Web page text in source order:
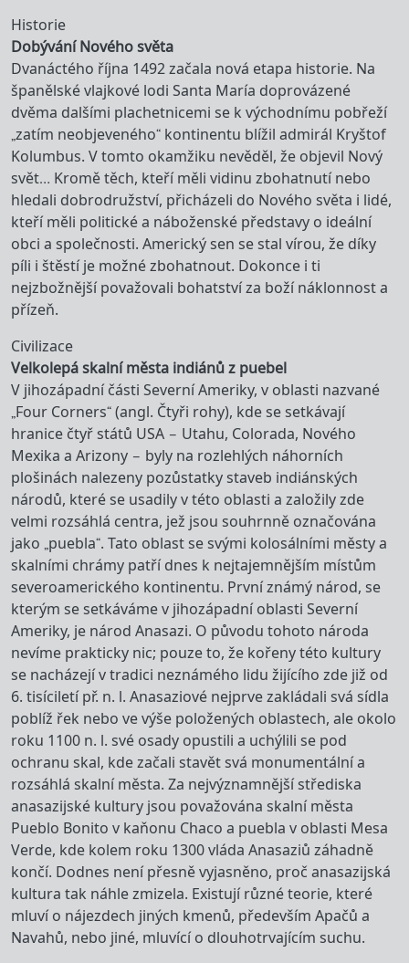
Historie
Dobývání Nového světa
Dvanáctého října 1492 začala nová etapa historie. Na
španělské vlajkové lodi Santa María doprovázené
dvěma dalšími plachetnicemi se k východnímu pobřeží
„zatím neobjeveného“ kontinentu blížil admirál Kryštof
Kolumbus. V tomto okamžiku nevěděl, že objevil Nový
svět… Kromě těch, kteří měli vidinu zbohatnutí nebo
hledali dobrodružství, přicházeli do Nového světa i lidé,
kteří měli politické a náboženské představy o ideální
obci a společnosti. Americký sen se stal vírou, že díky
píli i štěstí je možné zbohatnout. Dokonce i ti
nejzbožnější považovali bohatství za boží náklonnost a
přízeň.
Civilizace
Velkolepá skalní města indiánů z puebel
V jihozápadní části Severní Ameriky, v oblasti nazvané
„Four Corners“ (angl. Čtyři rohy), kde se setkávají
hranice čtyř států USA – Utahu, Colorada, Nového
Mexika a Arizony – byly na rozlehlých náhorních
plošinách nalezeny pozůstatky staveb indiánských
národů, které se usadily v této oblasti a založily zde
velmi rozsáhlá centra, jež jsou souhrnně označována
jako „puebla“. Tato oblast se svými kolosálními městy a
skalními chrámy patří dnes k nejtajemnějším místům
severoamerického kontinentu. První známý národ, se
kterým se setkáváme v jihozápadní oblasti Severní
Ameriky, je národ Anasazi. O původu tohoto národa
nevíme prakticky nic; pouze to, že kořeny této kultury
se nacházejí v tradici neznámého lidu žijícího zde již od
6. tisíciletí př. n. l. Anasaziové nejprve zakládali svá sídla
poblíž řek nebo ve výše položených oblastech, ale okolo
roku 1100 n. l. své osady opustili a uchýlili se pod
ochranu skal, kde začali stavět svá monumentální a
rozsáhlá skalní města. Za nejvýznamnější střediska
anasazijské kultury jsou považována skalní města
Pueblo Bonito v kaňonu Chaco a puebla v oblasti Mesa
Verde, kde kolem roku 1300 vláda Anasaziů záhadně
končí. Dodnes není přesně vyjasněno, proč anasazijská
kultura tak náhle zmizela. Existují různé teorie, které
mluví o nájezdech jiných kmenů, především Apačů a
Navahů, nebo jiné, mluvící o dlouhotrvajícím suchu.